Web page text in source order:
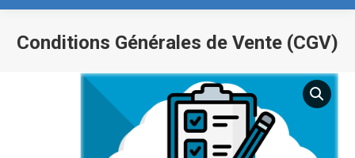
Conditions Générales de Vente (CGV)